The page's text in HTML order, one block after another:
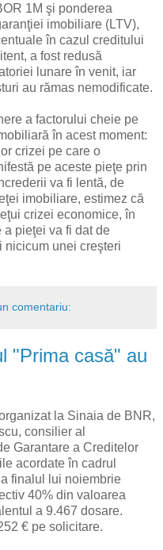
1M şi ponderea
imobiliare (LTV),
în cazul creditului
a fost redusă
lunare în venit, iar
au rămas nemodificate.
a factorului cheie pe
în acest moment:
crizei pe care o
pe aceste pieţe prin
va fi lentă, de
imobiliare, estimez că
crizei economice, în
a pieţei va fi dat de
nicicum unei creşteri
comentariu:
"Prima casă" au
la Sinaia de BNR,
consilier al
Garantare a Creditelor
acordate în cadrul
finalul lui noiembrie
40% din valoarea
a 9.467 dosare.
€ pe solicitare.